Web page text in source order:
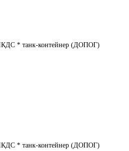
* танк-контейнер (ДОПОГ)
* танк-контейнер (ДОПОГ)